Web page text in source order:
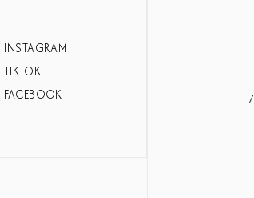
INSTAGRAM
TIKTOK
FACEBOOK